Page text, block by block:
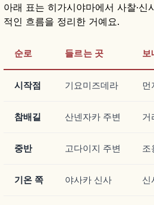
아래 표는 히가시야마에서 사찰·
적인 흐름을 정리한 거예요.
순로 들르는 곳 보
시작점 기요미즈데라 먼
참배길 산넨자카 주변 거
중반 고다이지 주변 조
기온 쪽 야사카 신사 신